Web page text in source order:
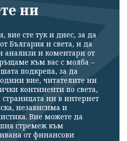
ни
вие сте тук и днес, за да
България и света, и да
анализи и коментари от
към вас с молба –
подкрепа, за да
вие, читателите ни
континенти по света,
страницата ни в интернет
независима и
Вие можете да
стремеж към
от финансови